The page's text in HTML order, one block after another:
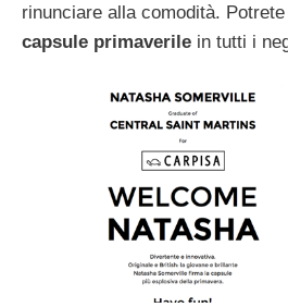
rinunciare alla comodità.
capsule primaverile in tutti i